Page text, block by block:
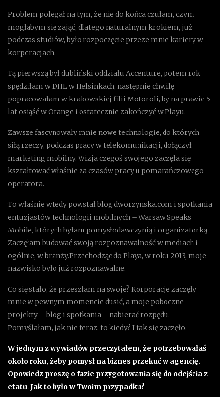
Problem polegał na tym, że nie do końca czułam, czym
mogłabym się zająć, dlatego naturalnym krokiem, już
podczas studiów, było rozpoczęcie przeze mnie kariery w
korporacjach.
Tą pierwszą był dubliński oddziału Accenture, potem rok
spędziłam w DHL w Helsinkach, następnie chwilę
popracowałam w krakowskiej filii Motoroli, by na prawie 5
lat osiąść w Orange i ostatecznie zakończyć w Playu.
Zawsze fascynowały mnie nowe technologie, do których
siłą rzeczy, podczas pracy w telekomunikacji, dołączył
marketing mobilny. Wizja czegoś swojego zaczęła się
kształtować właśnie za czasów pracy u pomarańczowego
operatora.
To właśnie wtedy powstał blog dworzynska.com i spotkania
entuzjastów technologii mobilnych – Warsaw Speaks
Mobile, których byłam pomysłodawczynią i organizatorką.
Zaczęłam budować swoją rozpoznawalność w mediach i
ogólnie, w branży.Przechodząc do Playa, w roku 2013, moje
nazwisko było już rozpoznawalne.
Co się stało, że przeszłam na swoje? Korporacje zaczęły
mnie w pewnym momencie dusić, a moje poboczne
projekty – blog i spotkania – nabierać rozpędu.
Pomyślałam, jak nie teraz, to kiedy? I tak się zaczęło.
W jednym z wywiadów przeczytałem, że potrzebowałaś
około roku, żeby pomysł na biznes przekuć w agencję.
Opowiedz proszę o fazie przygotowania się do odejścia z
etatu. Jak to było w Twoim przypadku?